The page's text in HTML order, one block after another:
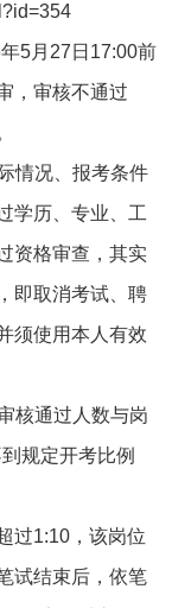
5月27日17:00前
，审核不通过
情况、报考条件
学历、专业、工
资格审查，其实
即取消考试、聘
须使用本人有效
核通过人数与岗
规定开考比例
过1:10，该岗位
试结束后，依笔